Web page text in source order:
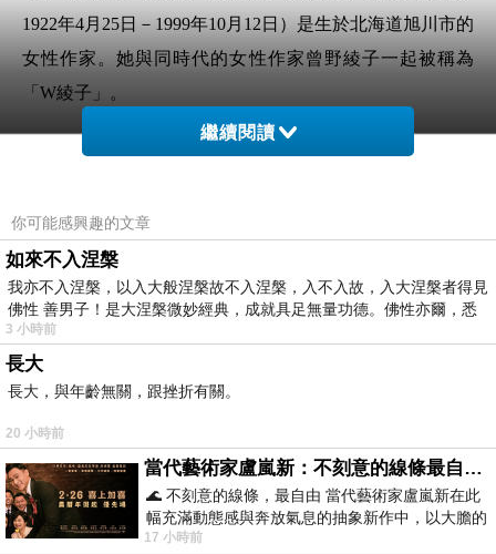
1922年4月25日－1999年10月12日）是生於北海道旭川市的
女性作家。她與同時代的女性作家曾野綾子一起被稱為
「W綾子」。
1939年，三浦綾子畢業於旭川市立高等女學校（今旭川市
綾子在與結核病奮鬥的過程中接受洗禮，於1959年與三浦
光世結婚。
1961年，三浦綾子在《主婦之友》雜誌的募集中，以「林
田律子」為筆名，投稿了《太陽不再西沉》這篇小說並獲
得入選；翌年，這篇小說在《主婦之友》的新年號上刊
出。
1963年，朝日新聞社舉行了「慶祝大阪本社創刊85年・東
京本社75周年紀念的一千萬元懸賞小說募集」，綾子投稿
繼續閱讀
你可能感興趣的文章
如來不入涅槃
我亦不入涅槃，以入大般涅槃故不入涅槃，入不入故，入大涅槃者得見
佛性 善男子！是大涅槃微妙經典，成就具足無量功德。佛性亦爾，悉
3 小時前
長大
長大，與年齡無關，跟挫折有關。
20 小時前
當代藝術家盧嵐新：不刻意的線條最自由，讓色彩流動、筆觸自己說話
🌊 不刻意的線條，最自由 當代藝術家盧嵐新在此
幅充滿動態感與奔放氣息的抽象新作中，以大膽的
藍色顏料在白色畫布上揮灑、壓印與流淌
17 小時前